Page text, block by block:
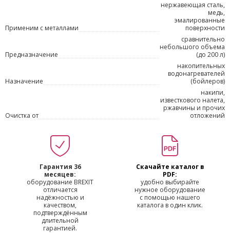
Применим с металлами
нержавеющая сталь,
медь,
эмалированные
поверхности
Предназначение
сравнительно
небольшого объема
(до 200 л)
Назначение
накопительных
водонагревателей
(бойлеров)
Очистка от
накипи,
известкового налета,
ржавчины и прочих
отложений
Гарантия 36
месяцев:
оборудование BREXIT
отличается
надёжностью и
качеством,
подтверждённым
длительной
гарантией.
Скачайте каталог в
PDF:
удобно выбирайте
нужное оборудование
с помощью нашего
каталога в один клик.